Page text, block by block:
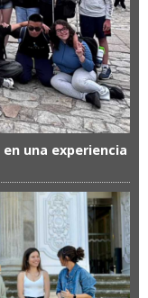
en una experiencia